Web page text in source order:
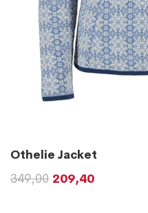
Othelie Jacket
349,00 209,40